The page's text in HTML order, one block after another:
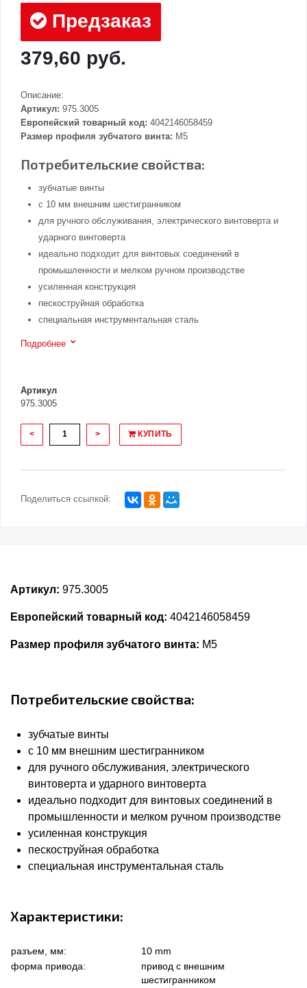
Предзаказ
379,60 руб.
Описание:
Артикул: 975.3005
Европейский товарный код: 4042146058459
Размер профиля зубчатого винта: M5
Потребительские свойства:
зубчатые винты
с 10 мм внешним шестигранником
для ручного обслуживания, электрического винтоверта и
ударного винтоверта
идеально подходит для винтовых соединений в
промышленности и мелком ручном производстве
усиленная конструкция
пескоструйная обработка
специальная инструментальная сталь
Подробнее
Артикул
975.3005
< > КУПИТЬ
Поделиться ссылкой:
Артикул: 975.3005
Европейский товарный код: 4042146058459
Размер профиля зубчатого винта: M5
Потребительские свойства:
зубчатые винты
с 10 мм внешним шестигранником
для ручного обслуживания, электрического
винтоверта и ударного винтоверта
идеально подходит для винтовых соединений в
промышленности и мелком ручном производстве
усиленная конструкция
пескоструйная обработка
специальная инструментальная сталь
Характеристики:
разъем, мм:
10 mm
форма привода:
привод с внешним
шестигранником